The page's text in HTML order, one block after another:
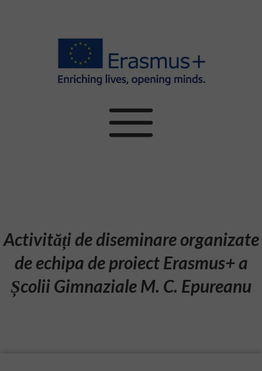
Activități de diseminare organizate
de echipa de proiect Erasmus+ a
Școlii Gimnaziale M. C. Epureanu